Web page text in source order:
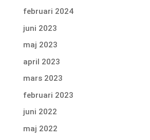
februari 2024
juni 2023
maj 2023
april 2023
mars 2023
februari 2023
juni 2022
maj 2022